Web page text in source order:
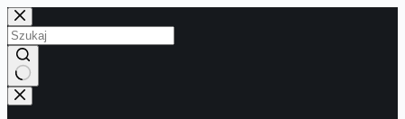
Przejdź
do
treści
Brak
wyników